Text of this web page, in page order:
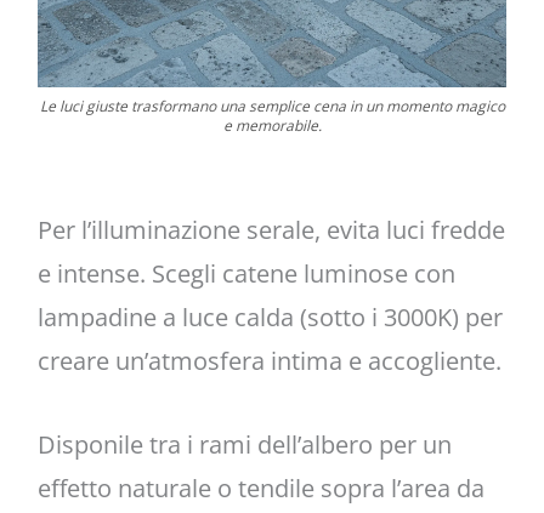
Le luci giuste trasformano una semplice cena in un momento magico
e memorabile.
Per l’illuminazione serale, evita luci fredde
e intense. Scegli catene luminose con
lampadine a luce calda (sotto i 3000K) per
creare un’atmosfera intima e accogliente.
Disponile tra i rami dell’albero per un
effetto naturale o tendile sopra l’area da